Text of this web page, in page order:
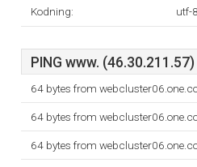
Kodning: utf-8
PING www.
64 bytes from
64 bytes from
64 bytes from